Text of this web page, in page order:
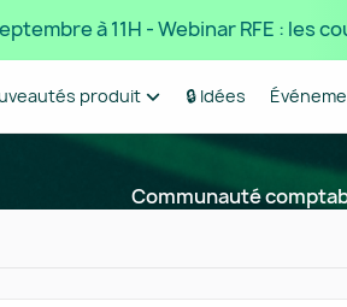
à 11H - Webinar RFE : les
produit 🔒 Idées
Communauté